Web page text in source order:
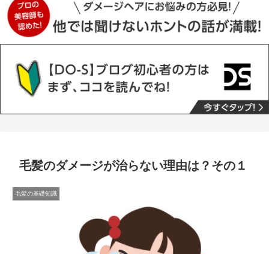
毛髪のダメージが治らない理由は？その１
毛髪の基礎知識